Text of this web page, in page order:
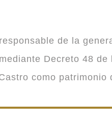
de la
Decreto 48
como patrimonio